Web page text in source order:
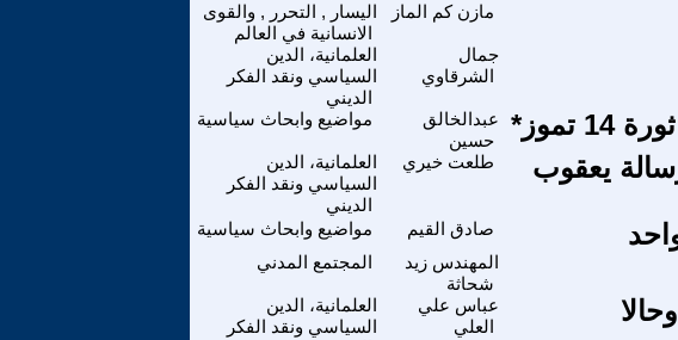
اليسار , التحرر , والقوى
الانسانية في العالم
مازن كم الماز
العلمانية، الدين
السياسي ونقد الفكر
الديني
جمال
الشرقاوي
مواضيع وابحاث سياسية
عبدالخالق
حسين
العلمانية، الدين
السياسي ونقد الفكر
الديني
طلعت خيري
يعقوب
مواضيع وابحاث سياسية صادق القيم
المجتمع المدني
المهندس زيد
شحاثة
العلمانية، الدين
السياسي ونقد الفكر
عباس علي
العلي